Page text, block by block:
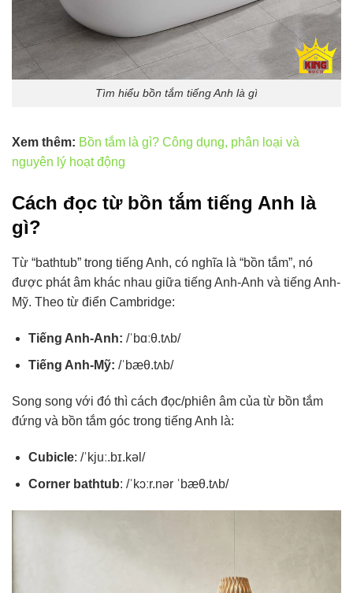
Tìm hiểu bồn tắm tiếng Anh là gì
Xem thêm: Bồn tắm là gì? Công dụng, phân loại và
nguyên lý hoạt động
Cách đọc từ bồn tắm tiếng Anh là
gì?
Từ “bathtub” trong tiếng Anh, có nghĩa là “bồn tắm”, nó
được phát âm khác nhau giữa tiếng Anh-Anh và tiếng Anh-
Mỹ. Theo từ điển Cambridge:
Tiếng Anh-Anh: /ˈbɑːθ.tʌb/
Tiếng Anh-Mỹ: /ˈbæθ.tʌb/
Song song với đó thì cách đọc/phiên âm của từ bồn tắm
đứng và bồn tắm góc trong tiếng Anh là:
Cubicle: /ˈkjuː.bɪ.kəl/
Corner bathtub: /ˈkɔːr.nər ˈbæθ.tʌb/